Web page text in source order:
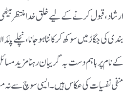
ارشاد، قبول کرنے کے لیے خلق خدا منتظر
بندی کی جگاڑ میں سوکھ کر کانٹا ہوجانا،نچلے
کے نام پر باہم دست بہ گریبان رہنا مزید
منفی نفسیات کی عکاس ہیں۔ایسی سوچ سے نہ